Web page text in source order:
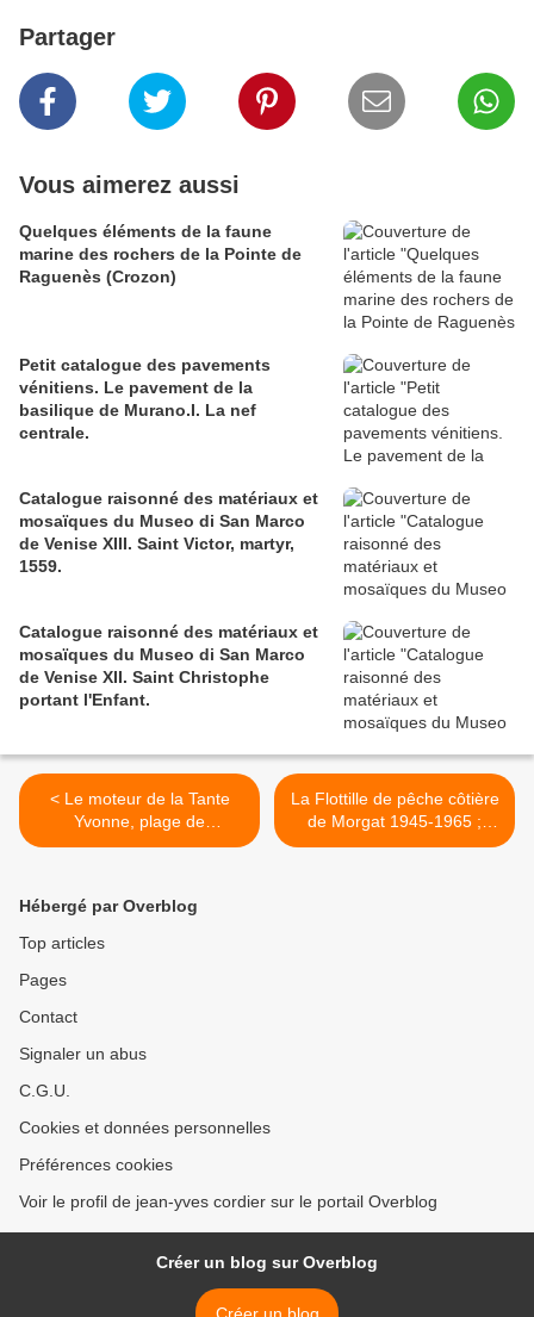
Partager
Vous aimerez aussi
Quelques éléments de la faune
marine des rochers de la Pointe de
Raguenès (Crozon)
Petit catalogue des pavements
vénitiens. Le pavement de la
basilique de Murano.I. La nef
centrale.
Catalogue raisonné des matériaux et
mosaïques du Museo di San Marco
de Venise XIII. Saint Victor, martyr,
1559.
Catalogue raisonné des matériaux et
mosaïques du Museo di San Marco
de Venise XII. Saint Christophe
portant l'Enfant.
< Le moteur de la Tante
Yvonne, plage de
Postolonnec à Crozon.
La Flottille de pêche côtière
de Morgat 1945-1965 ;
onomastique navale. >
Hébergé par Overblog
Top articles
Pages
Contact
Signaler un abus
C.G.U.
Cookies et données personnelles
Préférences cookies
Voir le profil de jean-yves cordier sur le portail Overblog
Créer un blog sur Overblog